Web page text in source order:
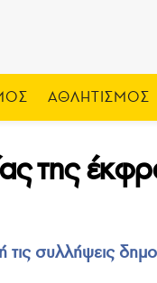
ΑΘΛΗΤΙΣΜΟΣ
της
τις συλλήψεις